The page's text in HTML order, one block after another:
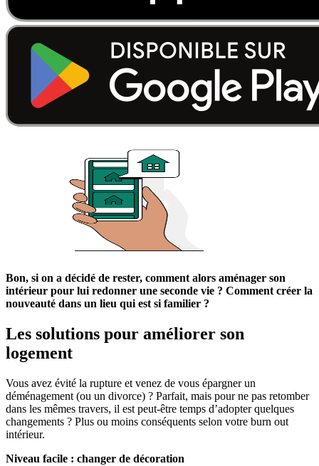
Bon, si on a décidé de rester, comment alors aménager son
intérieur pour lui redonner une seconde vie ? Comment créer la
nouveauté dans un lieu qui est si familier ?
Les solutions pour améliorer son
logement
Vous avez évité la rupture et venez de vous épargner un
déménagement (ou un divorce) ? Parfait, mais pour ne pas retomber
dans les mêmes travers, il est peut-être temps d’adopter quelques
changements ? Plus ou moins conséquents selon votre burn out
intérieur.
Niveau facile : changer de décoration